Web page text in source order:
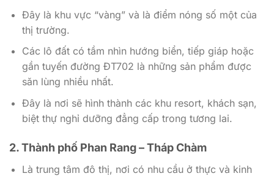
Đây là khu vực “vàng” và là điểm nóng số một của
thị trường.
Các lô đất có tầm nhìn hướng biển, tiếp giáp hoặc
gần tuyến đường ĐT702 là những sản phẩm được
săn lùng nhiều nhất.
Đây là nơi sẽ hình thành các khu resort, khách sạn,
biệt thự nghỉ dưỡng đẳng cấp trong tương lai.
2. Thành phố Phan Rang – Tháp Chàm
Là trung tâm đô thị, nơi có nhu cầu ở thực và kinh